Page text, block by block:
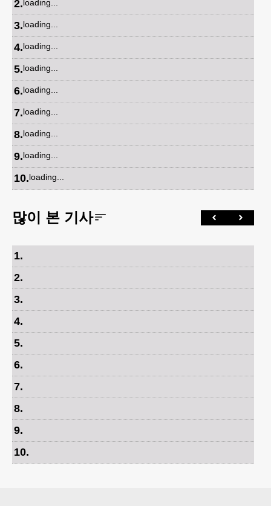
2.loading...
3.loading...
4.loading...
5.loading...
6.loading...
7.loading...
8.loading...
9.loading...
10.loading...
많이 본 기사
1.
2.
3.
4.
5.
6.
7.
8.
9.
10.